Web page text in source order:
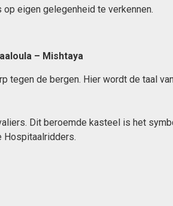
eigen gelegenheid te verkennen.
– Mishtaya
tegen de bergen. Hier wordt de taal
Dit beroemde kasteel is het
Hospitaalridders.